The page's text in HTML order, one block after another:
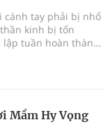
cánh tay phải bị nhổ
kinh bị tổn
lập tuần hoàn thành
Mầm Hy Vọng